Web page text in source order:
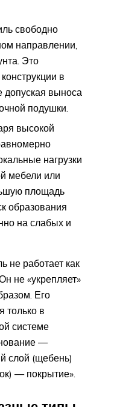
свободно
направлении,
Это
в
допуская выноса
подушки.
высокой
нагрузки
мебели или
площадь
образования
на слабых и
не работает как
не «укрепляет»
Его
только в
системе
—
слой (щебень)
— покрытие».